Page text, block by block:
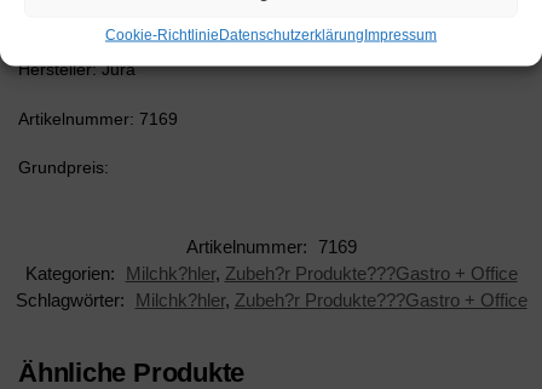
Cookie-RichtlinieDatenschutzerklärungImpressum
Hersteller: Jura
Artikelnummer: 7169
Grundpreis:
Artikelnummer:
7169
Kategorien:
Milchk?hler, Zubeh?r Produkte???Gastro + Office
Schlagwörter:
Milchk?hler, Zubeh?r Produkte???Gastro + Office
Ähnliche Produkte